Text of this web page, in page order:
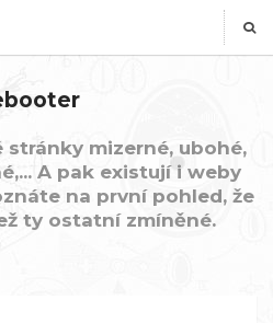
mizerné, ubohé,
A pak existují i weby
na první pohled, že
ty ostatní zmíněné.